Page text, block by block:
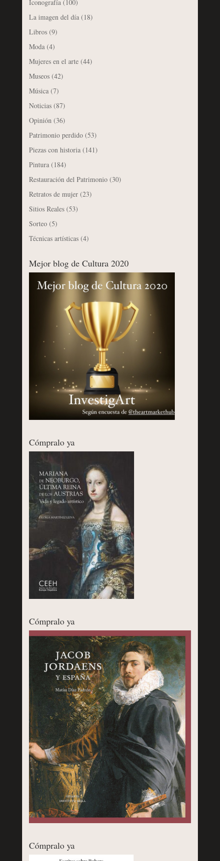
Iconografía(100)
La imagen del día(18)
Libros(9)
Moda(4)
Mujeres en el arte(44)
Museos(42)
Música(7)
Noticias(87)
Opinión(36)
Patrimonio perdido(53)
Piezas con historia(141)
Pintura(184)
Restauración del Patrimonio(30)
Retratos de mujer(23)
Sitios Reales(53)
Sorteo(5)
Técnicas artísticas(4)
Mejor blog de Cultura 2020
Cómpralo ya
Cómpralo ya
Cómpralo ya